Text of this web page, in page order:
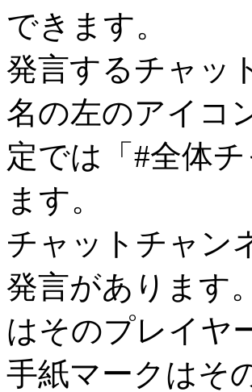
できます。
発言するチャッ
名の左のアイコ
定では「#全体
ます。
チャットチャン
発言があります
はそのプレイヤ
手紙マークはそ